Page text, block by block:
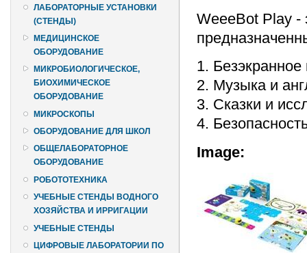
ЛАБОРАТОРНЫЕ УСТАНОВКИ
(СТЕНДЫ)
МЕДИЦИНСКОЕ
ОБОРУДОВАНИЕ
МИКРОБИОЛОГИЧЕСКОЕ,
БИОХИМИЧЕСКОЕ
ОБОРУДОВАНИЕ
МИКРОСКОПЫ
ОБОРУДОВАНИЕ ДЛЯ ШКОЛ
ОБЩЕЛАБОРАТОРНОЕ
ОБОРУДОВАНИЕ
РОБОТОТЕХНИКА
УЧЕБНЫЕ СТЕНДЫ ВОДНОГО
ХОЗЯЙСТВА И ИРРИГАЦИИ
УЧЕБНЫЕ СТЕНДЫ
ЦИФРОВЫЕ ЛАБОРАТОРИИ ПО
WeeeBot Play -
1.
2. Музыка и
3. Сказки и
4.
Image: